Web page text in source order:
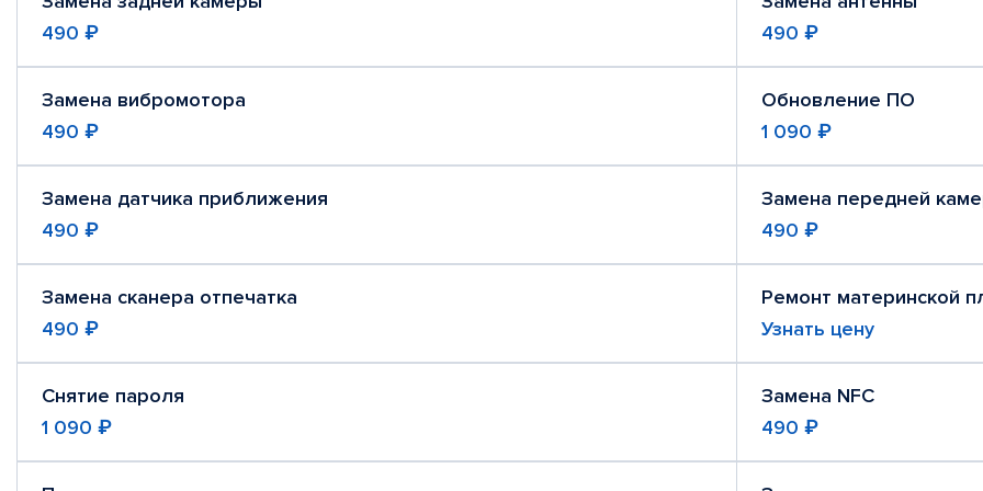
490 ₽
490 ₽
Замена вибромотора
490 ₽
Обновление ПО
1 090 ₽
Замена датчика приближения
490 ₽
Замена передней
490 ₽
Замена сканера отпечатка
490 ₽
Ремонт материнской
Узнать цену
Снятие пароля
1 090 ₽
Замена NFC
490 ₽